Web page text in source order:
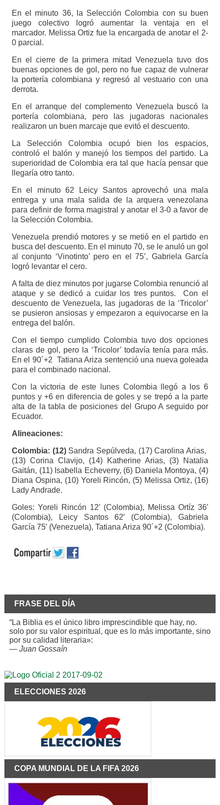
En el minuto 36, la Selección Colombia con su buen
juego colectivo logró aumentar la ventaja en el
marcador. Melissa Ortiz fue la encargada de anotar el 2-
0 parcial.
En el cierre de la primera mitad Venezuela tuvo dos
buenas opciones de gol, pero no fue capaz de vulnerar
la portería colombiana y regresó al vestuario con una
derrota.
En el arranque del complemento Venezuela buscó la
portería colombiana, pero las jugadoras nacionales
realizaron un buen marcaje que evitó el descuento.
La Selección Colombia ocupó bien los espacios,
controló el balón y manejó los tiempos del partido. La
superioridad de Colombia era tal que hacía pensar que
llegaría otro tanto.
En el minuto 62 Leicy Santos aprovechó una mala
entrega y una mala salida de la arquera venezolana
para definir de forma magistral y anotar el 3-0 a favor de
la Selección Colombia.
Venezuela prendió motores y se metió en el partido en
busca del descuento. En el minuto 70, se le anuló un gol
al conjunto ‘Vinotinto’ pero en el 75’, Gabriela García
logró levantar el cero.
A falta de diez minutos por jugarse Colombia renunció al
ataque y se dedicó a cuidar los tres puntos. Con el
descuento de Venezuela, las jugadoras de la ‘Tricolor’
se pusieron ansiosas y empezaron a equivocarse en la
entrega del balón.
Con el tiempo cumplido Colombia tuvo dos opciones
claras de gol, pero la ‘Tricolor’ todavía tenía para más.
En el 90´+2 Tatiana Ariza sentenció una nueva goleada
para el combinado nacional.
Con la victoria de este lunes Colombia llegó a los 6
puntos y +6 en diferencia de goles y se trepó a la parte
alta de la tabla de posiciones del Grupo A seguido por
Ecuador.
Alineaciones:
Colombia: (12)Sandra Sepúlveda, (17) Carolina Arias,
(13) Corina Clavijo, (14) Katherine Arias, (3) Natalia
Gaitán, (11) Isabella Echeverry, (6) Daniela Montoya, (4)
Diana Ospina, (10) Yoreli Rincón, (5) Melissa Ortiz, (16)
Lady Andrade.
Goles: Yoreli Rincón 12′ (Colombia), Melissa Ortíz 36′
(Colombia), Leicy Santos 62′ (Colombia), Gabriela
García 75′ (Venezuela), Tatiana Ariza 90´+2 (Colombia).
FRASE DEL DÍA
“La Biblia es el único libro imprescindible que hay, no.
solo por su valor espiritual, que es lo más importante, sino
por su calidad literaria»:
— Juan Gossaín
ELECCIONES 2026
COPA MUNDIAL DE LA FIFA 2026